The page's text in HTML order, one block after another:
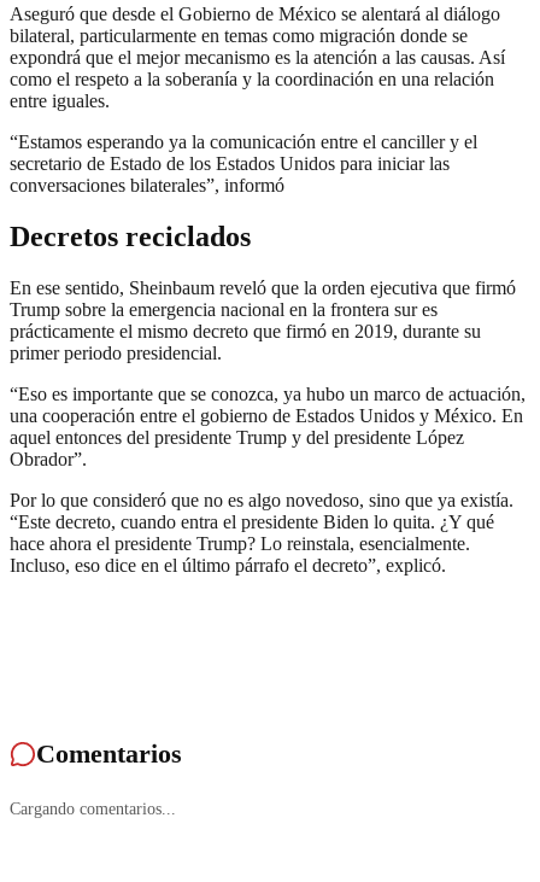
Aseguró que desde el Gobierno de México se alentará al diálogo
bilateral, particularmente en temas como migración donde se
expondrá que el mejor mecanismo es la atención a las causas. Así
como el respeto a la soberanía y la coordinación en una relación
entre iguales.
“Estamos esperando ya la comunicación entre el canciller y el
secretario de Estado de los Estados Unidos para iniciar las
conversaciones bilaterales”, informó
Decretos reciclados
En ese sentido, Sheinbaum reveló que la orden ejecutiva que firmó
Trump sobre la emergencia nacional en la frontera sur es
prácticamente el mismo decreto que firmó en 2019, durante su
primer periodo presidencial.
“Eso es importante que se conozca, ya hubo un marco de actuación,
una cooperación entre el gobierno de Estados Unidos y México. En
aquel entonces del presidente Trump y del presidente López
Obrador”.
Por lo que consideró que no es algo novedoso, sino que ya existía.
“Este decreto, cuando entra el presidente Biden lo quita. ¿Y qué
hace ahora el presidente Trump? Lo reinstala, esencialmente.
Incluso, eso dice en el último párrafo el decreto”, explicó.
Comentarios
Cargando comentarios...